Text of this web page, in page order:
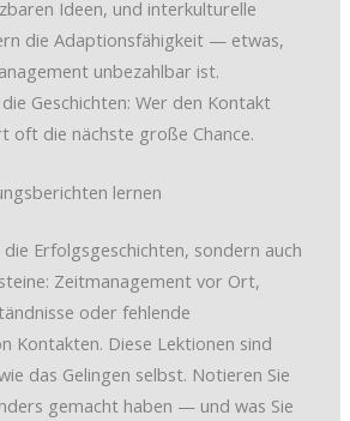
Ideen, und interkulturelle
die Adaptionsfähigkeit — etwas,
unbezahlbar ist.
Geschichten: Wer den Kontakt
oft die nächste große Chance.
lernen
die Erfolgsgeschichten, sondern auch
Zeitmanagement vor Ort,
oder fehlende
Kontakten. Diese Lektionen sind
das Gelingen selbst. Notieren Sie
gemacht haben — und was Sie